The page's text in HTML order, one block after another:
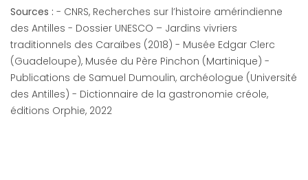
Sources : - CNRS, Recherches sur l’histoire amérindienne
des Antilles - Dossier UNESCO – Jardins vivriers
traditionnels des Caraïbes (2018) - Musée Edgar Clerc
(Guadeloupe), Musée du Père Pinchon (Martinique) -
Publications de Samuel Dumoulin, archéologue (Université
des Antilles) - Dictionnaire de la gastronomie créole,
éditions Orphie, 2022